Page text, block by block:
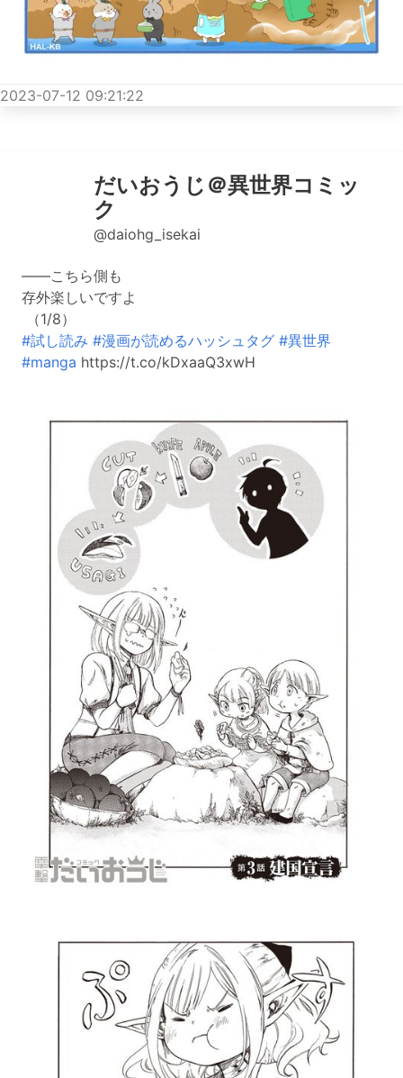
2023-07-12 09:21:22
だいおうじ＠異世界コミッ
ク
@daiohg_isekai
――こちら側も
存外楽しいですよ
（1/8）
#試し読み #漫画が読めるハッシュタグ #異世界
#manga https://t.co/kDxaaQ3xwH